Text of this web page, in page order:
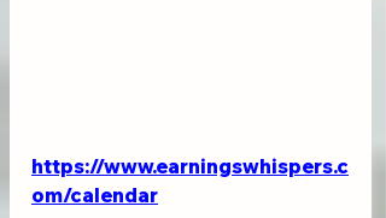
https://www.earningswhispers.c
om/calendar